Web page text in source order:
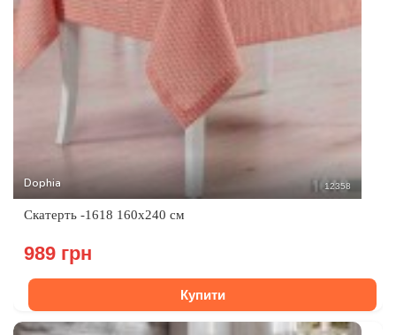
Dophia 12358
Скатерть -1618 160x240 см
989 грн
Купити